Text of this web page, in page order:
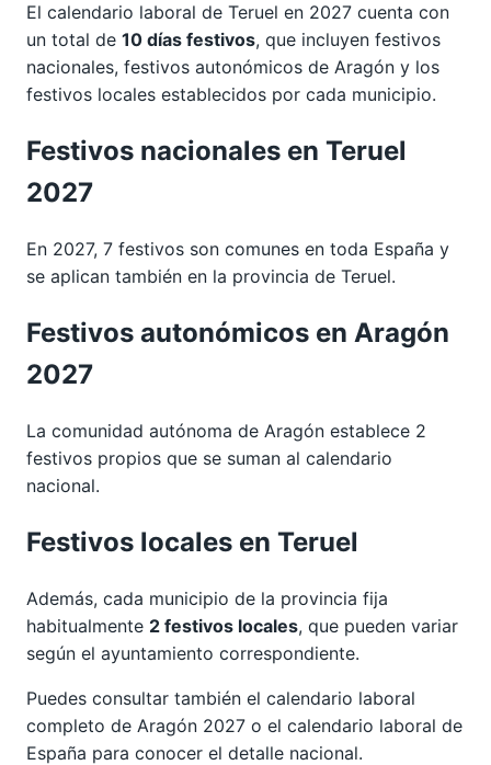
El calendario laboral de Teruel en 2027 cuenta con
un total de 10 días festivos, que incluyen festivos
nacionales, festivos autonómicos de Aragón y los
festivos locales establecidos por cada municipio.
Festivos nacionales en Teruel
2027
En 2027, 7 festivos son comunes en toda España y
se aplican también en la provincia de Teruel.
Festivos autonómicos en Aragón
2027
La comunidad autónoma de Aragón establece 2
festivos propios que se suman al calendario
nacional.
Festivos locales en Teruel
Además, cada municipio de la provincia fija
habitualmente 2 festivos locales, que pueden variar
según el ayuntamiento correspondiente.
Puedes consultar también el calendario laboral
completo de Aragón 2027 o el calendario laboral de
España para conocer el detalle nacional.